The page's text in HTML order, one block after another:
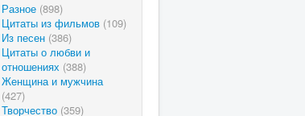
Разное (898)
Цитаты из фильмов (109)
Из песен (386)
Цитаты о любви и
отношениях (388)
Женщина и мужчина
(427)
Творчество (359)